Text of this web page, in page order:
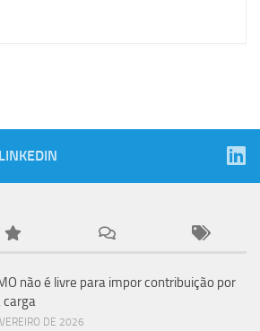
não é livre para impor contribuição por
carga
DE 2026